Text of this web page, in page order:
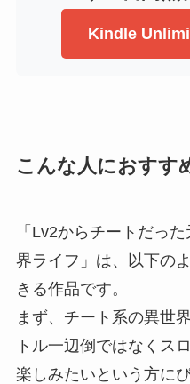
Kindle
こんな人におすす
「Lv2からチートだっ
界ライフ」は、以下の
きる作品です。
まず、チート系の異世
トル一辺倒ではなくス
楽しみたいという方に